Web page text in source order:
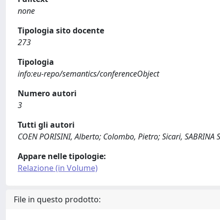
none
Tipologia sito docente
273
Tipologia
info:eu-repo/semantics/conferenceObject
Numero autori
3
Tutti gli autori
COEN PORISINI, Alberto; Colombo, Pietro; Sicari, SABRINA
Appare nelle tipologie:
Relazione (in Volume)
File in questo prodotto: